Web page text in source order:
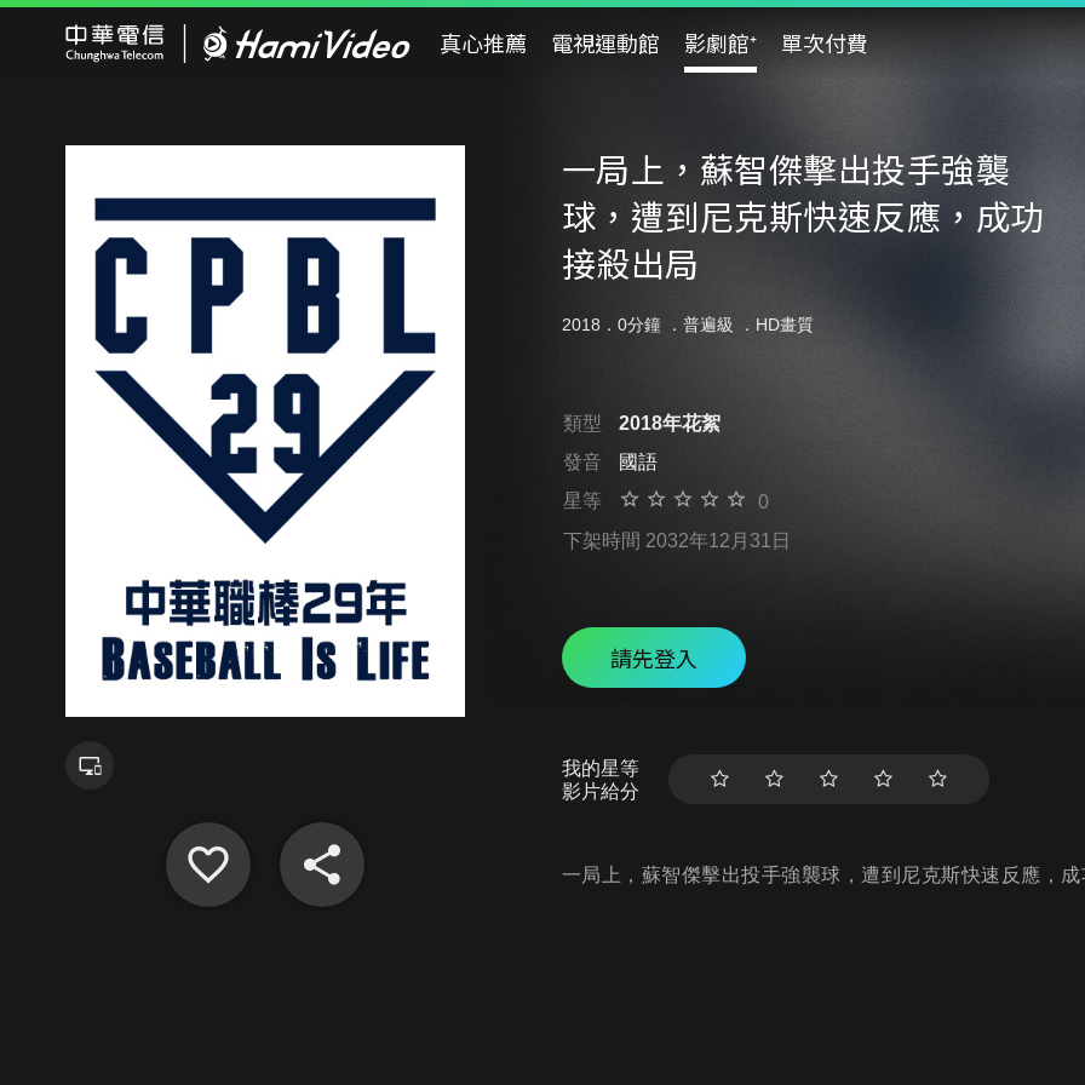
真心推薦 電視運動館 影劇館⁺ 單次付費
一局上，蘇智傑擊出投手強襲
球，遭到尼克斯快速反應，成功
接殺出局
2018．0分鐘 ． 普遍級 ．HD畫質
類型
2018年花絮
發音
國語
星等
0
下架時間 2032年12月31日
請先登入
我的星等
影片給分
一局上，蘇智傑擊出投手強襲球，遭到尼克斯快速反應，